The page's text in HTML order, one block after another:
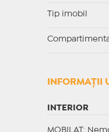
Tip imobil
INFORMAŢII
INTERIOR
MOBILAT :